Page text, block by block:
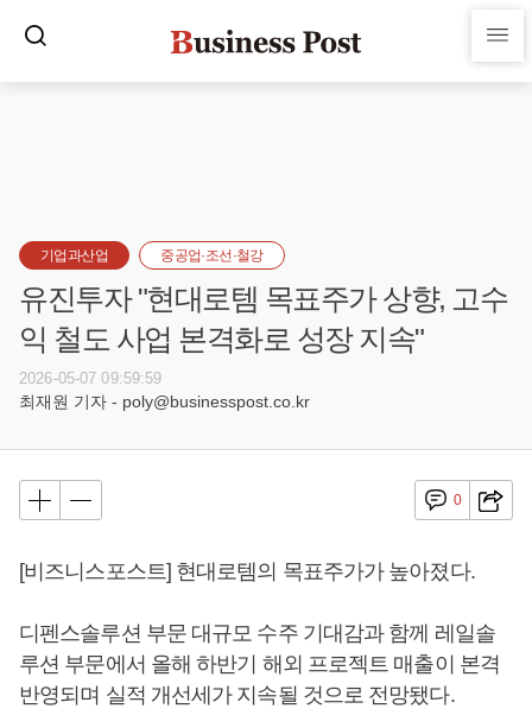
기업과산업 중공업·조선·철강
유진투자 "현대로템 목표주가 상향, 고수
익 철도 사업 본격화로 성장 지속"
2026-05-07 09:59:59
최재원 기자 - poly@businesspost.co.kr
0
[비즈니스포스트] 현대로템의 목표주가가 높아졌다.
디펜스솔루션 부문 대규모 수주 기대감과 함께 레일솔
루션 부문에서 올해 하반기 해외 프로젝트 매출이 본격
반영되며 실적 개선세가 지속될 것으로 전망됐다.